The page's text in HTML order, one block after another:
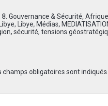
8. Gouvernance & Sécurité, Afrique
Libye, Libye, Médias,
, sécurité, tensions
champs obligatoires sont